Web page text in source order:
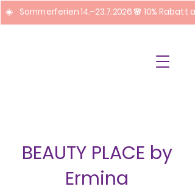
☀️ Sommerferien 14.–23.7.2026 🌸 10% Rabatt
BEAUTY PLACE by
Ermina